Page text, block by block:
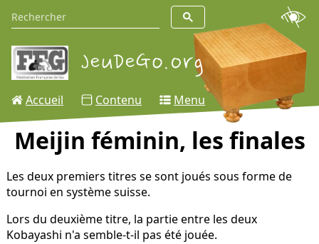
Accueil Contenu Menu
Meijin féminin, les finales
Les deux premiers titres se sont joués sous forme de
tournoi en système suisse.
Lors du deuxième titre, la partie entre les deux
Kobayashi n'a semble-t-il pas été jouée.